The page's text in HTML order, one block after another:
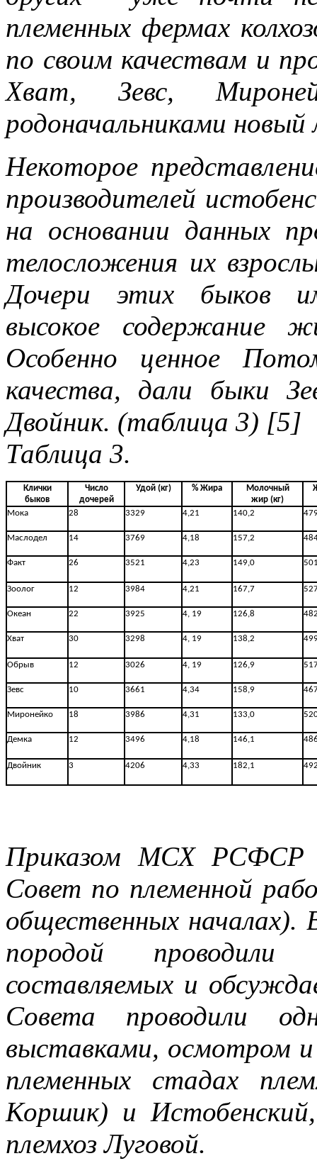
племенных фермах
по своим качествам и
Хват, Зевс,
родоначальниками новый
Некоторое
производителей
на основании данных
телосложения их
Дочери этих быков
высокое содержание
Особенно ценное
качества, дали быки
Двойник. (таблица 3) [5]
Таблица 3.
Клички
быков
Число
дочерей
Удой (кг) % Жира
Молочный
жир (кг)
Мока 28 3329 4,21 140,2
Маслодел 14 3769 4,18 157,2
Факт 26 3521 4,23 149,0
Зоолог 12 3984 4,21 167,7
Океан 22 3925 4, 19 126,8
Хват 30 3298 4, 19 138,2
Обрыв 12 3026 4, 19 126,9
Зевс 10 3661 4,34 158,9
Миронейко 18 3986 4,31 133,0
Демка 12 3496 4,18 146,1
Двойник 3 4206 4,33 182,1
Приказом МСХ РСФСР
Совет по племенной
общественных
породой проводили
составляемых и
Совета проводили
выставками, осмотром
племенных стадах
Коршик) и
племхоз Луговой.